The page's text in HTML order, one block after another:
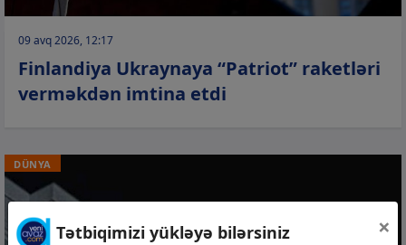
09 avq 2026, 12:17
Finlandiya Ukraynaya “Patriot” raketləri
verməkdən imtina etdi
DÜNYA
Tətbiqimizi yükləyə bilərsiniz ×